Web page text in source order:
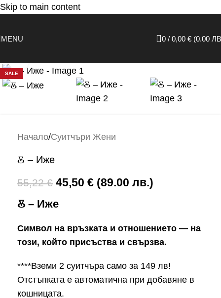
Skip to main content
MENU 0 / 0,00 € (0.00
SALE
Начало/Суитчъри Жени
Ⰻ – Иже
55,22€ 45,50 € (89.00 лв.)
Ⰻ – Иже
Символ на връзката и отношението — на
този, който присъства и свързва.
****Вземи 2 суитчъра само за 149 лв!
Отстъпката e автоматичнa при добавяне в
кошницата.